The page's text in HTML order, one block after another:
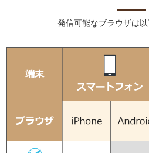
発信可能なブラウザは以